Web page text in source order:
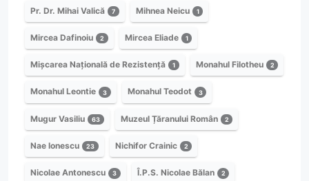
Pr. Dr. Mihai Valică 7 Mihnea Neicu 1
Mircea Dafinoiu 2 Mircea Eliade 1
Mișcarea Națională de Rezistență 1 Monahul Filotheu 2
Monahul Leontie 3 Monahul Teodot 3
Mugur Vasiliu 63 Muzeul Țăranului Român 2
Nae Ionescu 23 Nichifor Crainic 2
Nicolae Antonescu 3 Î.P.S. Nicolae Bălan 2